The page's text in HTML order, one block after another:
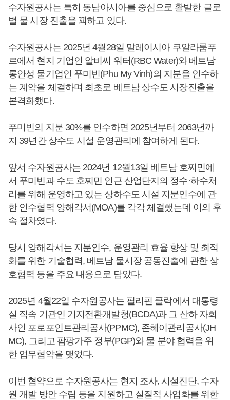
수자원공사는 특히 동남아시아를 중심으로 활발한 글로
벌 물 시장 진출을 꾀하고 있다.
수자원공사는 2025년 4월28일 말레이시아 쿠알라룸푸
르에서 현지 기업인 알비씨 워터(RBC Water)와 베트남
롱안성 물기업인 푸미빈(Phu My Vinh)의 지분을 인수하
는 계약을 체결하며 최초로 베트남 상수도 시장진출을
본격화했다.
푸미빈의 지분 30%를 인수하면 2025년부터 2063년까
지 39년간 상수도 시설 운영관리에 참여하게 된다.
앞서 수자원공사는 2024년 12월13일 베트남 호찌민에
서 푸미빈과 수도 호찌민 인근 산업단지의 정수·하수처
리를 위해 운영하고 있는 상하수도 시설 지분인수에 관
한 인수협력 양해각서(MOA)를 각각 체결했는데 이의 후
속 절차였다.
당시 양해각서는 지분인수, 운영관리 효율 향상 및 최적
화를 위한 기술협력, 베트남 물시장 공동진출에 관한 상
호협력 등을 주요 내용으로 담았다.
2025년 4월22일 수자원공사는 필리핀 클락에서 대통령
실 직속 기관인 기지전환개발청(BCDA)과 그 산하 자회
사인 포로포인트관리공사(PPMC), 존헤이관리공사(JH
MC), 그리고 팜팡가주 정부(PGP)와 물 분야 협력을 위
한 업무협약을 맺었다.
이번 협약으로 수자원공사는 현지 조사, 시설진단, 수자
원 개발 방안 수립 등을 지원하고 실질적 사업화를 위한